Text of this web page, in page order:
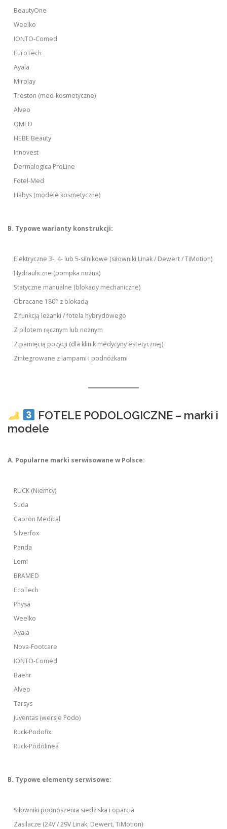
BeautyOne
Weelko
IONTO-Comed
EuroTech
Ayala
Mirplay
Treston (med-kosmetyczne)
Alveo
QMED
HEBE Beauty
Innovest
Dermalogica ProLine
Fotel-Med
Habys (modele kosmetyczne)
B. Typowe warianty konstrukcji:
Elektryczne 3-, 4- lub 5-silnikowe (siłowniki Linak / Dewert / TiMotion)
Hydrauliczne (pompka nożna)
Statyczne manualne (blokady mechaniczne)
Obracane 180° z blokadą
Z funkcją leżanki / fotela hybrydowego
Z pilotem ręcznym lub nożnym
Z pamięcią pozycji (dla klinik medycyny estetycznej)
Zintegrowane z lampami i podnóżkami
FOTELE PODOLOGICZNE – marki i
modele
A. Popularne marki serwisowane w Polsce:
RUCK (Niemcy)
Suda
Capron Medical
Silverfox
Panda
Lemi
BRAMED
EcoTech
Physa
Weelko
Ayala
Nova-Footcare
IONTO-Comed
Baehr
Alveo
Tarsys
Juventas (wersje Podo)
Ruck-Podofix
Ruck-Podolinea
B. Typowe elementy serwisowe:
Siłowniki podnoszenia siedziska i oparcia
Zasilacze (24V / 29V Linak, Dewert, TiMotion)